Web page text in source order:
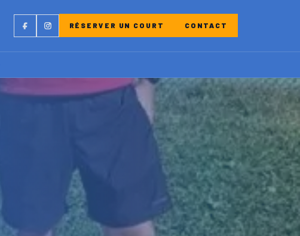
FacebookInstagramRÉSERVER UN COURT CONTACT